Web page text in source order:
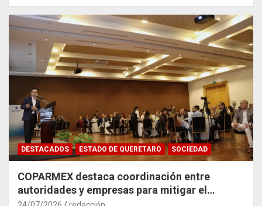
DESTACADOS ESTADO DE QUERETARO SOCIEDAD
COPARMEX destaca coordinación entre
autoridades y empresas para mitigar el